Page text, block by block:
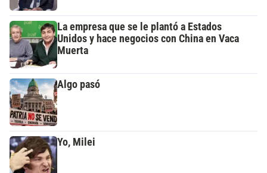
La empresa que se le plantó a Estados
Unidos y hace negocios con China en Vaca
Muerta
Algo pasó
Yo, Milei